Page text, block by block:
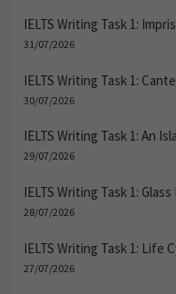
IELTS Writing Task 1:
31/07/2026
IELTS Writing Task 1:
30/07/2026
IELTS Writing Task 1: An
29/07/2026
IELTS Writing Task 1:
28/07/2026
IELTS Writing Task 1: Life
27/07/2026